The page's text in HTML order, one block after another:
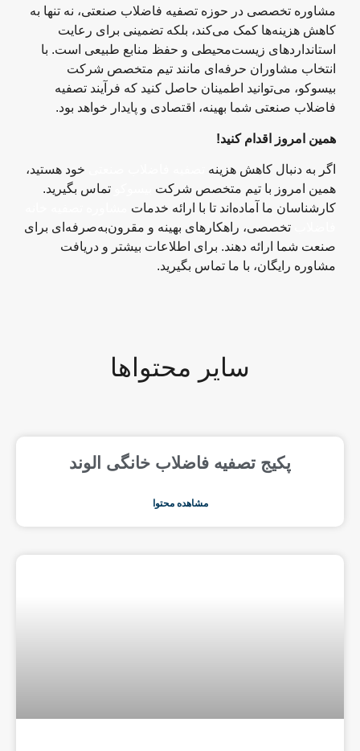
مشاوره تخصصی در حوزه تصفیه فاضلاب صنعتی، نه تنها به
کاهش هزینه‌ها کمک می‌کند، بلکه تضمینی برای رعایت
استانداردهای زیست‌محیطی و حفظ منابع طبیعی است. با
انتخاب مشاوران حرفه‌ای مانند تیم متخصص شرکت
بیسوکو، می‌توانید اطمینان حاصل کنید که فرآیند تصفیه
فاضلاب صنعتی شما بهینه، اقتصادی و پایدار خواهد بود.
همین امروز اقدام کنید!
اگر به دنبال کاهش هزینه‌
خود هستید،
همین امروز با تیم متخصص شرکت
تماس بگیرید.
کارشناسان ما آماده‌اند تا با ارائه خدمات
تخصصی، راهکارهای بهینه و مقرون‌به‌صرفه‌ای برای
صنعت شما ارائه دهند. برای اطلاعات بیشتر و دریافت
مشاوره رایگان، با ما تماس بگیرید.
سایر محتواها
پکیج تصفیه فاضلاب خانگی الوند
مشاهده محتوا